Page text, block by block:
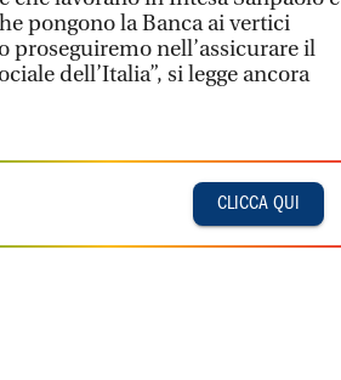
pongono la Banca ai vertici
proseguiremo nell’assicurare il
dell’Italia”, si legge ancora
CLICCA QUI